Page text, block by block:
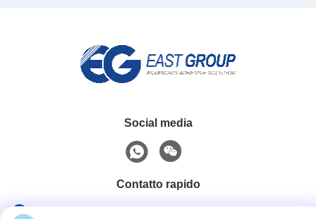
Social media
Contatto rapido